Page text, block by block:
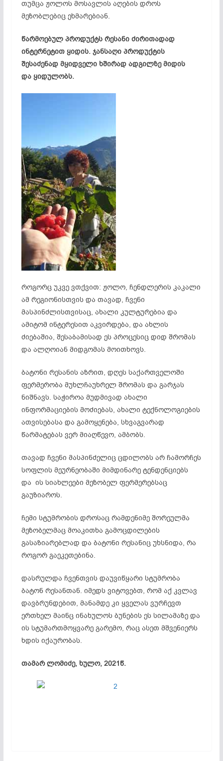
თუმცა ჟოლოს მოსავლის აღების დროს
მეზობლებიც ეხმარებიან.
წარმოებულ პროდუქტს რესანი ძირითადად
ინტერნეტით ყიდის. ჯანსაღი პროდუქტის
შესაძენად მყიდველი ხშირად ადგილზე მიდის
და ყიდულობს.
როგორც უკვე ვთქვით: ჟოლო, ჩენდლერის კაკალი
ამ რეგიონისთვის და თავად, ჩვენი
მასპინძლისთვისაც, ახალი კულტურებია და
ამიტომ ინტერესით აკვირდება, და ახლის
ძიებაშია, შესაბამისად ეს პროცესიც დიდ შრომას
და ალღოიან მიდგომას მოითხოვს.
ბატონი რესანის აზრით, დღეს საქართველოში
ფერმერობა მუხლჩაუხრელ შრომას და გარჯას
ნიშნავს. საჭიროა მუდმივად ახალი
ინფორმაციების მოძიებას, ახალი ტექნოლოგიების
ათვისებასა და გამოყენება, სხვაგვარად
წარმატებას ვერ მიაღწევო, ამბობს.
თავად ჩვენი მასპინძელიც ცდილობს არ ჩამორჩეს
სოფლის მეურნეობაში მიმდინარე ტენდენციებს
და ის სიახლეები მეზობელ ფერმერებსაც
გაუზიაროს.
ჩემი სტუმრობის დროსაც რამდენიმე შორეულმა
მეზობელმაც მოაკითხა გამოცდილების
გასაზიარებლად და ბატონი რესანიც უხსნიდა, რა
როგორ გაეკეთებინა.
დასრულდა ჩვენთვის დაუვიწყარი სტუმრობა
ბატონ რესანთან. იმედს ვიტოვებთ, რომ აქ კვლავ
დავბრუნდებით, მანამდე კი ყველას ვურჩევთ
ერთხელ მაინც ინახულოს ბუნების ეს სილამაზე და
ის სტუმართმოყვარე გარემო, რაც ასეთ მშვენიერს
ხდის იქაურობას.
თამარ ლომიძე, ხულო, 2021წ.